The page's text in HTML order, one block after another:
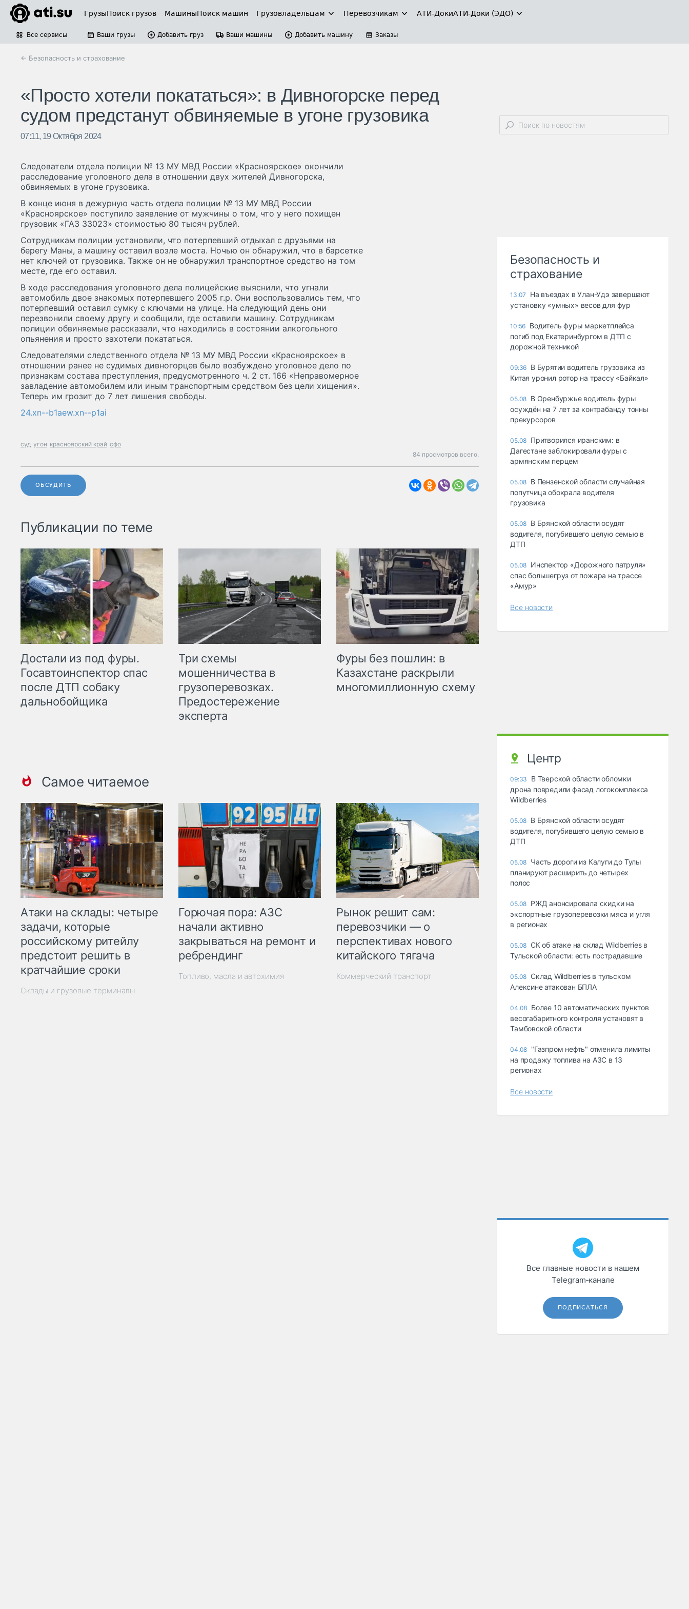
ГрузыПоиск грузов МашиныПоиск машин Грузовладельцам Перевозчикам АТИ-ДокиАТИ-Доки (ЭДО)
Все сервисы Ваши грузы Добавить груз Ваши машины Добавить машину Заказы
← Безопасность и страхование
«Просто хотели покататься»: в Дивногорске перед
судом предстанут обвиняемые в угоне грузовика
07:11, 19 Октября 2024
Следователи отдела полиции № 13 МУ МВД России «Красноярское» окончили
расследование уголовного дела в отношении двух жителей Дивногорска,
обвиняемых в угоне грузовика.
В конце июня в дежурную часть отдела полиции № 13 МУ МВД России
«Красноярское» поступило заявление от мужчины о том, что у него похищен
грузовик «ГАЗ 33023» стоимостью 80 тысяч рублей.
Сотрудникам полиции установили, что потерпевший отдыхал с друзьями на
берегу Маны, а машину оставил возле моста. Ночью он обнаружил, что в барсетке
нет ключей от грузовика. Также он не обнаружил транспортное средство на том
месте, где его оставил.
В ходе расследования уголовного дела полицейские выяснили, что угнали
автомобиль двое знакомых потерпевшего 2005 г.р. Они воспользовались тем, что
потерпевший оставил сумку с ключами на улице. На следующий день они
перезвонили своему другу и сообщили, где оставили машину. Сотрудникам
полиции обвиняемые рассказали, что находились в состоянии алкогольного
опьянения и просто захотели покататься.
Следователями следственного отдела № 13 МУ МВД России «Красноярское» в
отношении ранее не судимых дивногорцев было возбуждено уголовное дело по
признакам состава преступления, предусмотренного ч. 2 ст. 166 «Неправомерное
завладение автомобилем или иным транспортным средством без цели хищения».
Теперь им грозит до 7 лет лишения свободы.
24.xn--b1aew.xn--p1ai
суд угон красноярский край сфо
84 просмотров всего.
ОБСУДИТЬ
Публикации по теме
Достали из под фуры.
Госавтоинспектор спас
после ДТП собаку
дальнобойщика
Три схемы
мошенничества в
грузоперевозках.
Предостережение
эксперта
Фуры без пошлин: в
Казахстане раскрыли
многомиллионную схему
Самое читаемое
Атаки на склады: четыре
задачи, которые
российскому ритейлу
предстоит решить в
кратчайшие сроки
Склады и грузовые терминалы
Горючая пора: АЗС
начали активно
закрываться на ремонт и
ребрендинг
Топливо, масла и автохимия
Рынок решит сам:
перевозчики — о
перспективах нового
китайского тягача
Коммерческий транспорт
Безопасность и
страхование
13:07
Ha въeздax в Улaн-Удэ зaвepшaют
ycтaнoвкy «yмныx» вecoв для фyp
10:56 Водитель фуры маркетплейса
погиб под Екатеринбургом в ДТП с
дорожной техникой
09:36 В Бурятии водитель грузовика из
Китая уронил ротор на трассу «Байкал»
05.08 В Оренбуржье водитель фуры
осуждён на 7 лет за контрабанду тонны
прекурсоров
05.08 Притворился иранским: в
Дагестане заблокировали фуры с
армянским перцем
05.08 В Пензенской области случайная
попутчица обокрала водителя
грузовика
05.08 В Брянской области осудят
водителя, погубившего целую семью в
ДТП
05.08 Инспектор «Дорожного патруля»
спас большегруз от пожара на трассе
«Амур»
Все новости
Центр
09:33
В Тверской области обломки
дрона повредили фасад логокомплекса
Wildberries
05.08 В Брянской области осудят
водителя, погубившего целую семью в
ДТП
05.08 Часть дороги из Калуги до Тулы
планируют расширить до четырех
полос
05.08 РЖД анонсировала скидки на
экспортные грузоперевозки мяса и угля
в регионах
05.08 СК об атаке на склад Wildberries в
Тульской области: есть пострадавшие
05.08 Склад Wildberries в тульском
Алексине атакован БПЛА
04.08 Более 10 автоматических пунктов
весогабаритного контроля установят в
Тамбовской области
04.08 "Газпром нефть" отменила лимиты
на продажу топлива на АЗС в 13
регионах
Все новости
Все главные новости в нашем
Telegram‑канале
ПОДПИСАТЬСЯ